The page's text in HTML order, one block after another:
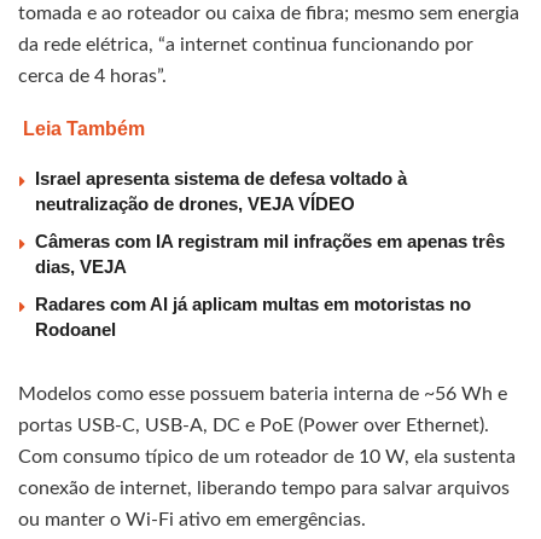
tomada e ao roteador ou caixa de fibra; mesmo sem energia
da rede elétrica, “a internet continua funcionando por
cerca de 4 horas”.
Leia Também
Israel apresenta sistema de defesa voltado à
neutralização de drones, VEJA VÍDEO
Câmeras com IA registram mil infrações em apenas três
dias, VEJA
Radares com AI já aplicam multas em motoristas no
Rodoanel
Modelos como esse possuem bateria interna de ~56 Wh e
portas USB‑C, USB‑A, DC e PoE (Power over Ethernet).
Com consumo típico de um roteador de 10 W, ela sustenta
conexão de internet, liberando tempo para salvar arquivos
ou manter o Wi‑Fi ativo em emergências.